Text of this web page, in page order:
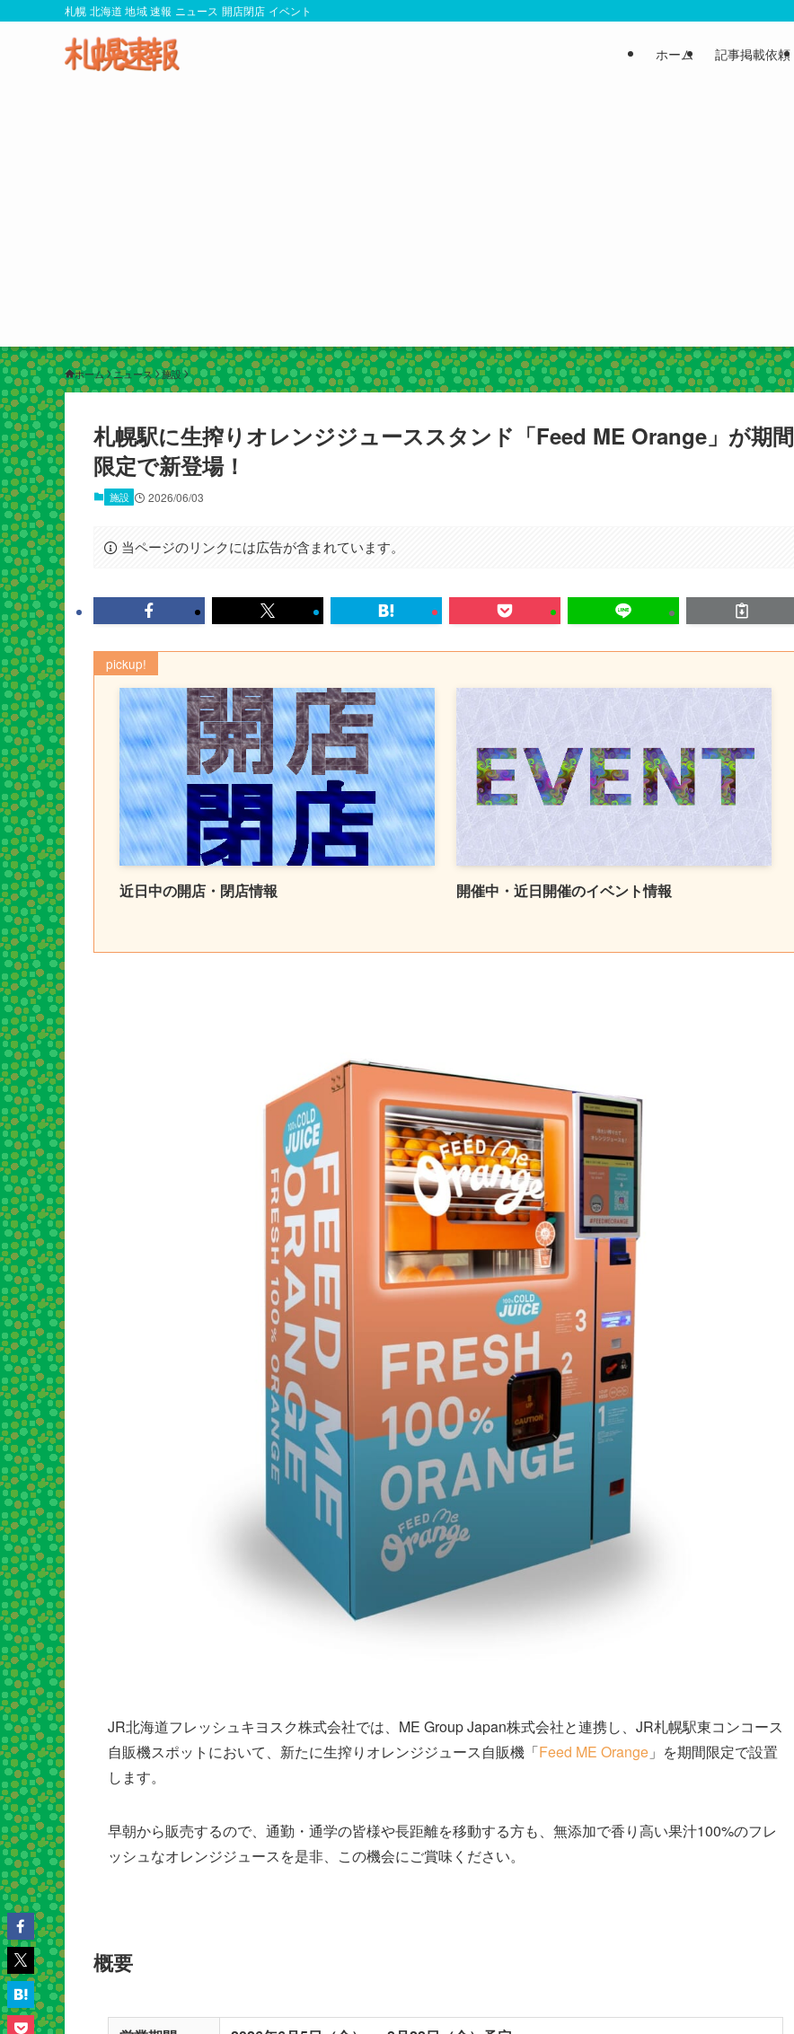
札幌 北海道 地域 速報 ニュース 開店閉店 イベント
ホーム 記事掲載依頼
ホーム ニュース 施設
札幌駅に生搾りオレンジジューススタンド「Feed ME Orange」が期間
限定で新登場！
施設 2026/06/03
当ページのリンクには広告が含まれています。
pickup!
近日中の開店・閉店情報 開催中・近日開催のイベント情報
JR北海道フレッシュキヨスク株式会社では、ME Group Japan株式会社と連携し、JR札幌駅東コンコース
自販機スポットにおいて、新たに生搾りオレンジジュース自販機「Feed ME Orange 」を期間限定で設置
します。
早朝から販売するので、通勤・通学の皆様や長距離を移動する方も、無添加で⾹り高い果汁100%のフレ
ッシュなオレンジジュースを是非、この機会にご賞味ください。
概要